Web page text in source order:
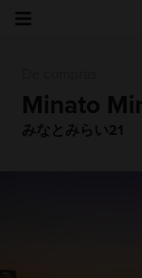
Minato
みなとみらい21